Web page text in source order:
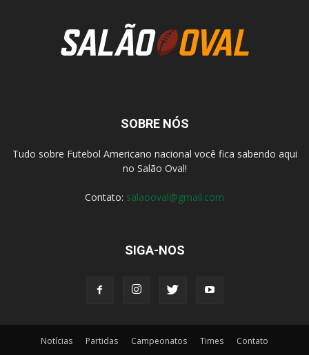
SOBRE NÓS
Tudo sobre Futebol Americano nacional você fica sabendo aqui
no Salão Oval!
Contato: salaooval@gmail.com
SIGA-NOS
Notícias Partidas Campeonatos Times Contato